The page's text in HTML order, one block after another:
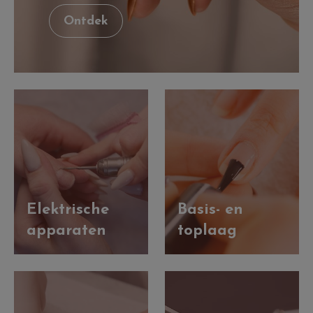
Ontdek
Elektrische
apparaten
Basis- en
toplaag